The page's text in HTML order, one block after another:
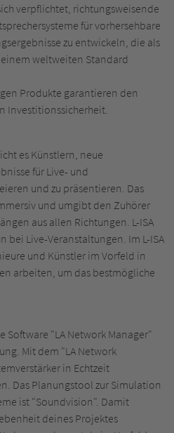
verpflichtet, richtungsweisende
für vorhersehbare
zu entwickeln, die als
weltweiten Standard
Produkte garantieren den
Investitionssicherheit.
es Künstlern, neue
für Live- und
und zu präsentieren. Das
und umgibt den Zuhörer
aus allen Richtungen. L-ISA
bei Live-Veranstaltungen. Im L-ISA
und Künstler im Vorfeld in
arbeiten, um das bestmögliche
Software "LA Network Manager"
Mit dem "LA Network
in Echtzeit
Das Planungstool zur Simulation
ist "Soundvision". Damit
deines Projektes